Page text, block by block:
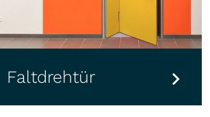
InWin Premium